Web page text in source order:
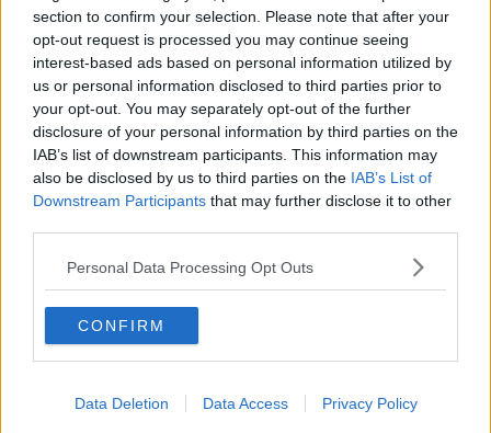
section to confirm your selection. Please note that after your
opt-out request is processed you may continue seeing
interest-based ads based on personal information utilized by
us or personal information disclosed to third parties prior to
your opt-out. You may separately opt-out of the further
disclosure of your personal information by third parties on the
IAB’s list of downstream participants. This information may
also be disclosed by us to third parties on the IAB’s List of
Downstream Participants that may further disclose it to other
Personal Data Processing Opt Outs
CONFIRM
Data Deletion Data Access Privacy Policy
Ecco il tempo che sogno anch’io.
Cercherò, invece, di essere
nel nuovo movimento un testimone sereno, in modo da dar conto al
meglio di una intera vita politica. Sereno e giusto, perché i ricordi
sono sempre deformati. Con tutta l’onestà necessaria nel
riconoscere che ho fatto parte di una esperienza collettiva nella
quale la dimensione esistenziale non è andata di pari passo con la
dimensione storica. E questo talvolta ha prodotto una tensione
creativa, talvolta un cortocircuito.
La più ipocrita è il fatto di ripensarsi, parlo come generazioni del
Novecento, come ex-rivoluzionari. In realtà, abbiamo molto parlato
di rivoluzione, ma non siamo stati mai veri rivoluzionari. Per lo
meno la nostra non è mai stata una prassi della
rivoluzione
per utilizzare un’espressione che appartiene a quei tempi. Per
quanto mi riguarda, non sono mai stato un rivoluzionario. Sono
stato un militante comunista, questo sì. Perché militante? È giusto
usare questa parola così desueta e antiquata? È una parola che ho
amato molto e che amo ancora, oggi che non mi serve più. Quando
la pronuncio sento ancora un’emozione che assomiglia a quando la
scoprii da ragazzo.